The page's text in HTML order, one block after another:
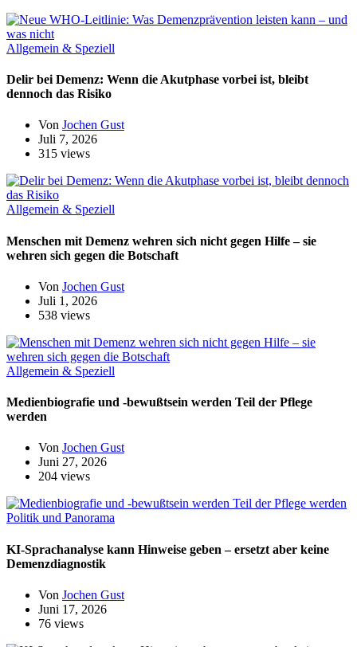
Allgemein & Speziell
Delir bei Demenz: Wenn die Akutphase vorbei ist, bleibt
dennoch das Risiko
Von Jochen Gust
Juli 7, 2026
315 views
Allgemein & Speziell
Menschen mit Demenz wehren sich nicht gegen Hilfe – sie
wehren sich gegen die Botschaft
Von Jochen Gust
Juli 1, 2026
538 views
Allgemein & Speziell
Medienbiografie und -bewußtsein werden Teil der Pflege
werden
Von Jochen Gust
Juni 27, 2026
204 views
Politik und Panorama
KI-Sprachanalyse kann Hinweise geben – ersetzt aber keine
Demenzdiagnostik
Von Jochen Gust
Juni 17, 2026
76 views